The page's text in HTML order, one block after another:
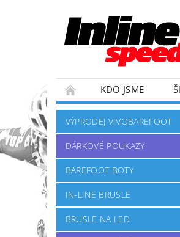
KDO JSME
ZÁVODNÍ TÝM
VÝPRODEJ VIVOBAREFOOT
DÁRKOVÉ POUKAZY
BAREFOOT BOTY
IN-LINE BRUSLE
BRUSLE NA LED